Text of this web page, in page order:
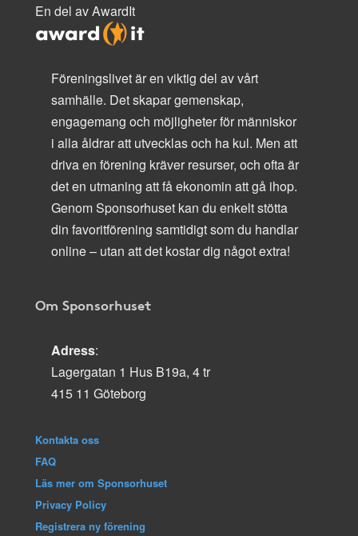
En del av AwardIt
Föreningslivet är en viktig del av vårt
samhälle. Det skapar gemenskap,
engagemang och möjligheter för människor
i alla åldrar att utvecklas och ha kul. Men att
driva en förening kräver resurser, och ofta är
det en utmaning att få ekonomin att gå ihop.
Genom Sponsorhuset kan du enkelt stötta
din favoritförening samtidigt som du handlar
online – utan att det kostar dig något extra!
Om Sponsorhuset
Adress:
Lagergatan 1 Hus B19a, 4 tr
415 11 Göteborg
Kontakta oss
FAQ
Läs mer om Sponsorhuset
Privacy Policy
Registrera ny förening